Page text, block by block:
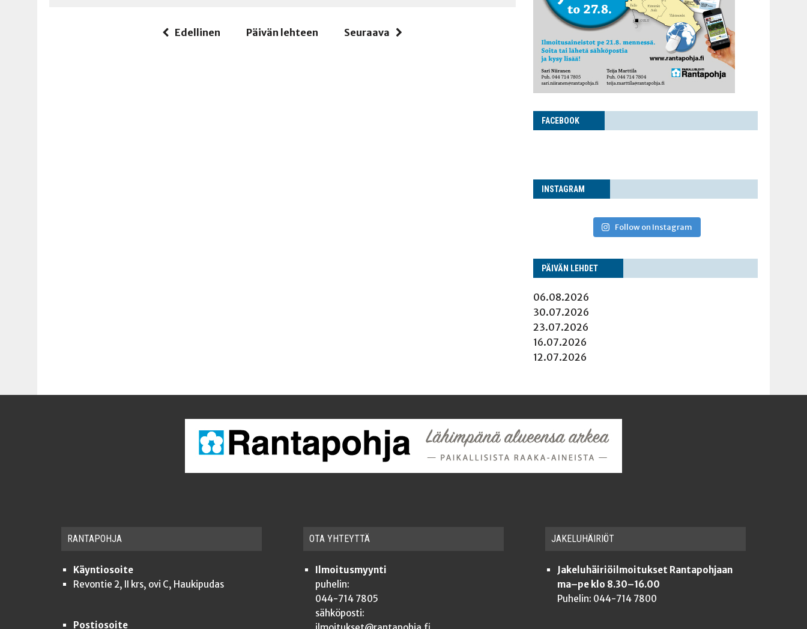
Edellinen Päivän lehteen Seuraava
FACE­BOOK
INS­TA­GRAM
Follow on Instagram
PÄI­VÄN LEHDET
06.08.2026
30.07.2026
23.07.2026
16.07.2026
12.07.2026
RAN­TA­POH­JA
Käyntiosoite
Revontie 2, II krs, ovi C, Haukipudas
Postiosoite
OTA YHTEYT­TÄ
Ilmoitusmyynti
puhelin:
044-714 7805
sähköposti:
JAKE­LU­HÄI­RIÖT
Jakeluhäiriöilmoitukset Rantapohjaan
ma–pe klo 8.30–16.00
Puhelin: 044-714 7800